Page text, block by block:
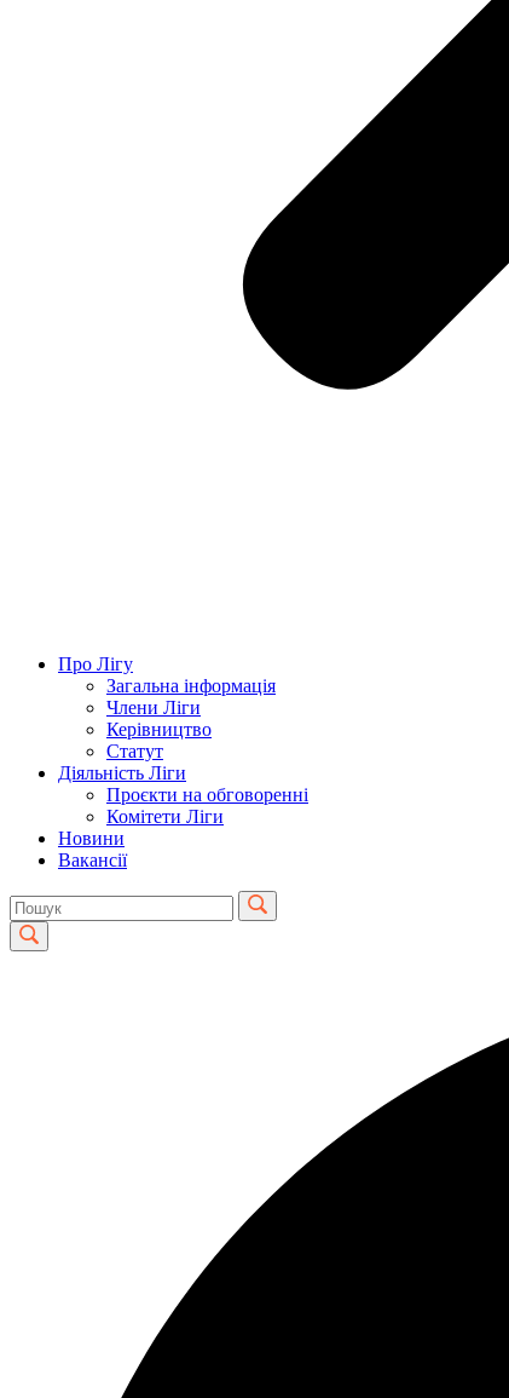
Про Лігу
Загальна інформація
Члени Ліги
Керівництво
Статут
Діяльність Ліги
Проєкти на обговоренні
Комітети Ліги
Новини
Вакансії